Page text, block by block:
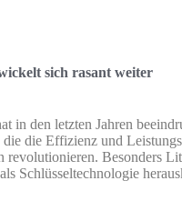
sich rasant weiter
in den letzten Jahren
die die Effizienz und
revolutionieren. Besonders
Schlüsseltechnologie